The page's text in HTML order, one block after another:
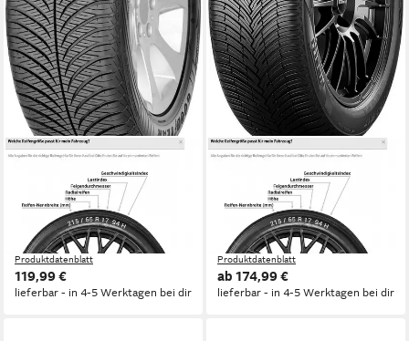
GOODYEAR
Ganzjahresreifen VECTOR
4SEASONS GEN 2
Kraftstoffeffizienz
Produktdatenblatt
Nasshaftung
Produktdatenblatt
119,99 €
lieferbar - in 4-5 Werktagen bei dir
PIRELLI
Pirelli Ganzjahresreifen
Kraftstoffeffizienz
Produktdatenblatt
Nasshaftung
Produktdatenblatt
ab 174,99 €
lieferbar - in 4-5 Werktagen bei dir